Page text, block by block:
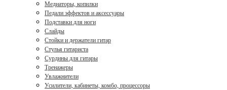
Медиаторы, копилки
Педали эффектов и аксессуары
Подставки для ноги
Слайды
Стойки и держатели гитар
Стулья гитариста
Сурдины для гитары
Тренажеры
Увлажнители
Усилители, кабинеты, комбо, процессоры